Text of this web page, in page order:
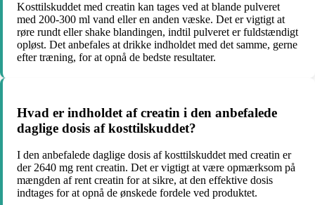
Kosttilskuddet med creatin kan tages ved at blande pulveret
med 200-300 ml vand eller en anden væske. Det er vigtigt at
røre rundt eller shake blandingen, indtil pulveret er fuldstændigt
opløst. Det anbefales at drikke indholdet med det samme, gerne
efter træning, for at opnå de bedste resultater.
Hvad er indholdet af creatin i den anbefalede
daglige dosis af kosttilskuddet?
I den anbefalede daglige dosis af kosttilskuddet med creatin er
der 2640 mg rent creatin. Det er vigtigt at være opmærksom på
mængden af rent creatin for at sikre, at den effektive dosis
indtages for at opnå de ønskede fordele ved produktet.